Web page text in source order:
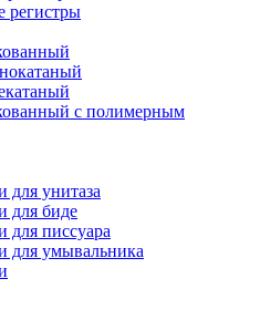
регистры
с полимерным
для унитаза
для биде
для писсуара
для умывальника